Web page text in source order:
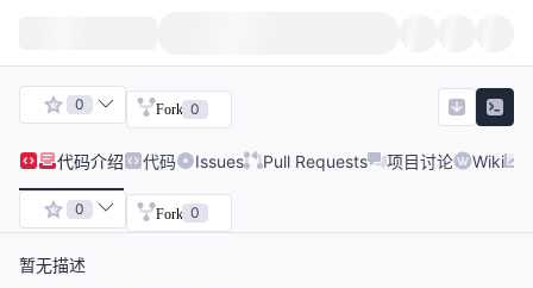
0 Fork 0
代码介绍 代码 Issues Pull Requests 项目讨论 Wiki
0 Fork 0
暂无描述